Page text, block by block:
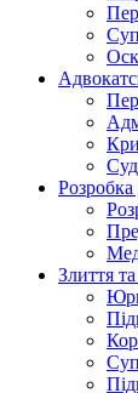
Розробка
Злиття